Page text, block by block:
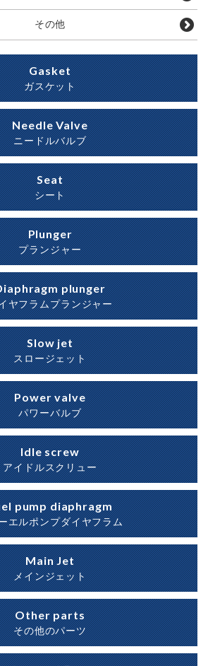
その他
Gasket
ガスケット
Needle Valve
ニードルバルブ
Seat
シート
Plunger
プランジャー
plunger
ヤフラムプランジャー
Slow jet
スロージェット
Power valve
パワーバルブ
Idle screw
アイドルスクリュー
pump diaphragm
エルポンプダイヤフラム
Main Jet
メインジェット
Other parts
その他のパーツ